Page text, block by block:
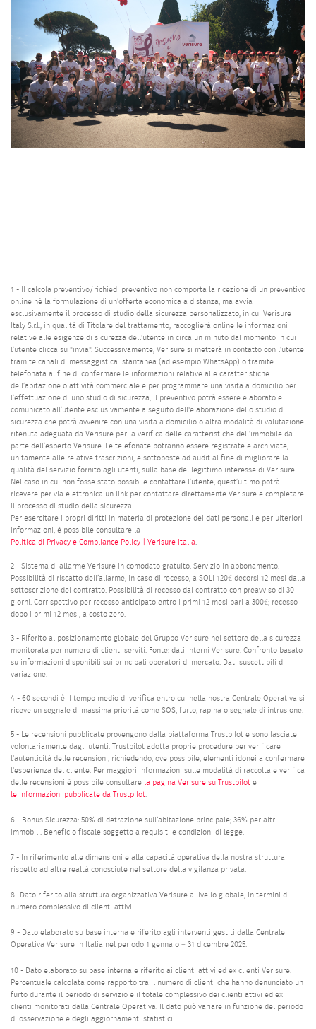
1 - Il calcola preventivo/richiedi preventivo non comporta la ricezione di un preventivo
online né la formulazione di un’offerta economica a distanza, ma avvia
esclusivamente il processo di studio della sicurezza personalizzato, in cui Verisure
Italy S.r.l., in qualità di Titolare del trattamento, raccoglierà online le informazioni
relative alle esigenze di sicurezza dell'utente in circa un minuto dal momento in cui
l’utente clicca su "invia". Successivamente, Verisure si metterà in contatto con l’utente
tramite canali di messaggistica istantanea (ad esempio WhatsApp) o tramite
telefonata al fine di confermare le informazioni relative alle caratteristiche
dell’abitazione o attività commerciale e per programmare una visita a domicilio per
l’effettuazione di uno studio di sicurezza; il preventivo potrà essere elaborato e
comunicato all’utente esclusivamente a seguito dell'elaborazione dello studio di
sicurezza che potrà avvenire con una visita a domicilio o altra modalità di valutazione
ritenuta adeguata da Verisure per la verifica delle caratteristiche dell’immobile da
parte dell’esperto Verisure. Le telefonate potranno essere registrate e archiviate,
unitamente alle relative trascrizioni, e sottoposte ad audit al fine di migliorare la
qualità del servizio fornito agli utenti, sulla base del legittimo interesse di Verisure.
Nel caso in cui non fosse stato possibile contattare l’utente, quest’ultimo potrà
ricevere per via elettronica un link per contattare direttamente Verisure e completare
il processo di studio della sicurezza.
Per esercitare i propri diritti in materia di protezione dei dati personali e per ulteriori
informazioni, è possibile consultare la
Politica di Privacy e Compliance Policy | Verisure Italia
2 - Sistema di allarme Verisure in comodato gratuito. Servizio in abbonamento.
Possibilità di riscatto dell’allarme, in caso di recesso, a SOLI 120€ decorsi 12 mesi dalla
sottoscrizione del contratto. Possibilità di recesso dal contratto con preavviso di 30
giorni. Corrispettivo per recesso anticipato entro i primi 12 mesi pari a 300€; recesso
dopo i primi 12 mesi, a costo zero.
3 - Riferito al posizionamento globale del Gruppo Verisure nel settore della sicurezza
monitorata per numero di clienti serviti. Fonte: dati interni Verisure. Confronto basato
su informazioni disponibili sui principali operatori di mercato. Dati suscettibili di
variazione.
4 - 60 secondi è il tempo medio di verifica entro cui nella nostra Centrale Operativa si
riceve un segnale di massima priorità come SOS, furto, rapina o segnale di intrusione.
5 - Le recensioni pubblicate provengono dalla piattaforma Trustpilot e sono lasciate
volontariamente dagli utenti. Trustpilot adotta proprie procedure per verificare
l'autenticità delle recensioni, richiedendo, ove possibile, elementi idonei a confermare
l'esperienza del cliente. Per maggiori informazioni sulle modalità di raccolta e verifica
delle recensioni è possibile consultare la pagina Verisure su Trustpilot e
le informazioni pubblicate da Trustpilot
6 - Bonus Sicurezza: 50% di detrazione sull’abitazione principale; 36% per altri
immobili. Beneficio fiscale soggetto a requisiti e condizioni di legge.
7 - In riferimento alle dimensioni e alla capacità operativa della nostra struttura
rispetto ad altre realtà conosciute nel settore della vigilanza privata.
8- Dato riferito alla struttura organizzativa Verisure a livello globale, in termini di
numero complessivo di clienti attivi.
9 - Dato elaborato su base interna e riferito agli interventi gestiti dalla Centrale
Operativa Verisure in Italia nel periodo 1 gennaio – 31 dicembre 2025.
10 - Dato elaborato su base interna e riferito ai clienti attivi ed ex clienti Verisure.
Percentuale calcolata come rapporto tra il numero di clienti che hanno denunciato un
furto durante il periodo di servizio e il totale complessivo dei clienti attivi ed ex
clienti monitorati dalla Centrale Operativa. Il dato può variare in funzione del periodo
di osservazione e degli aggiornamenti statistici.